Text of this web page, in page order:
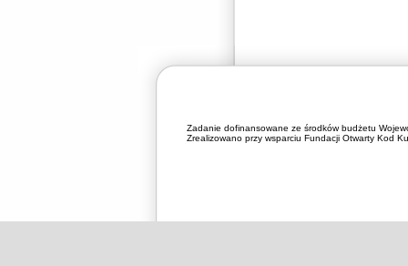
Zadanie dofinansowane ze środków budżetu
Zrealizowano przy wsparciu Fundacji Otwarty Kod